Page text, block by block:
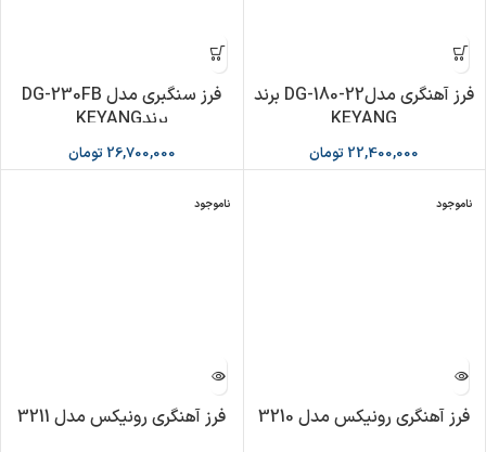
فرز آهنگری مدلDG-180-22 برند
KEYANG
22,400,000 تومان
فرز سنگبری مدل DG-230FB
برندKEYANG
26,700,000 تومان
ناموجود
فرز آهنگری رونیکس مدل 3210
ناموجود
فرز آهنگری رونیکس مدل 3211